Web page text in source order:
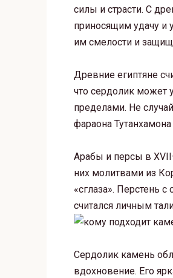
силы и страсти. С
приносящим удачу и
им смелости и
Древние египтяне
что сердолик может
пределами. Не
фараона
Арабы и персы в
них молитвами из
«сглаза». Перстень
считался личным
Сердолик камень
вдохновение. Его